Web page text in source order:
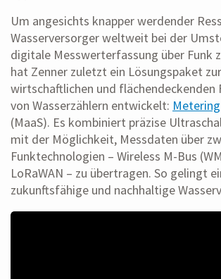
Um angesichts knapper werdender
Wasserversorger weltweit bei der
digitale Messwerterfassung über Funk
hat Zenner zuletzt ein Lösungspaket zur
wirtschaftlichen und flächendeckenden
von Wasserzählern entwickelt:
(MaaS). Es kombiniert präzise
mit der Möglichkeit, Messdaten über
Funktechnologien – Wireless M-Bus
LoRaWAN – zu übertragen. So gelingt
zukunftsfähige und nachhaltige